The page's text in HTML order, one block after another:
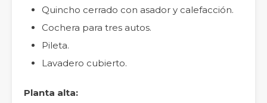
Quincho cerrado con asador y calefacción.
Cochera para tres autos.
Pileta.
Lavadero cubierto.
Planta alta: